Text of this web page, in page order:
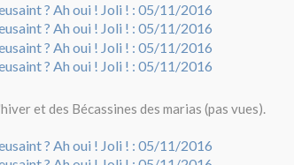
et des Bécassines des marias (pas vues).